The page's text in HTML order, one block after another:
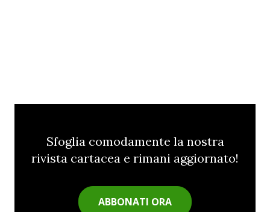
Sfoglia comodamente la nostra
rivista cartacea e rimani aggiornato!
ABBONATI ORA